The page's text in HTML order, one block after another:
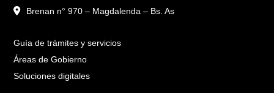
Brenan n° 970 – Magdalenda – Bs. As
Guía de trámites y servicios
Áreas de Gobierno
Soluciones digitales